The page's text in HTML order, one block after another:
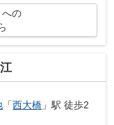
への
「西大橋 」駅 徒歩2